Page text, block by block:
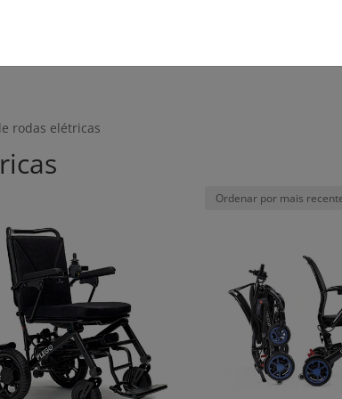
rodas elétricas